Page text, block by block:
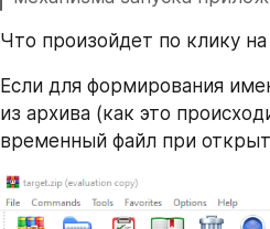
Что произойдет по клику
Если для формирования
из архива (как это
временный файл при